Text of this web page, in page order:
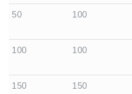
50 100
100 100
150 150